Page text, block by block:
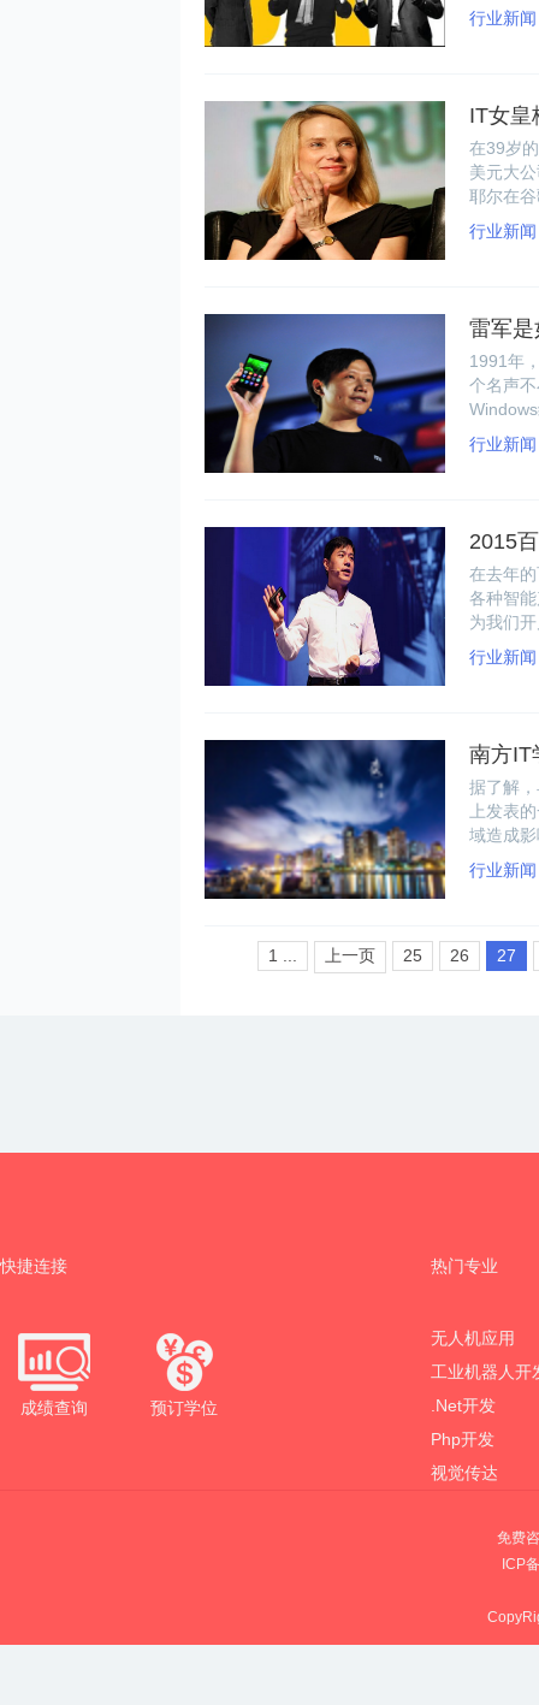
行业新闻
IT女皇
在39岁
美元大
耶尔在
行业新闻
雷军
1991年
个名声
行业新闻
2015
在去年
各种智
为我们
一二。
行业新闻
南方IT
据了解
上发表
域造成
子们准
行业新闻
1 ... 上一页 25 26 27
快捷连接
成绩查询 预订学位
热门专业
无人机应用
工业机器人开
.Net开发
Php开发
视觉传达
免费
ICP